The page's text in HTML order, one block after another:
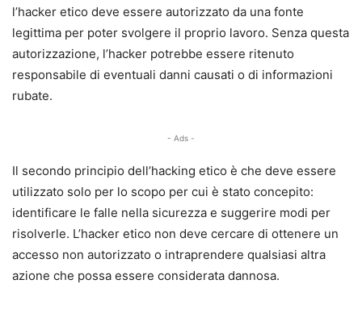
l’hacker etico deve essere autorizzato da una fonte
legittima per poter svolgere il proprio lavoro. Senza questa
autorizzazione, l’hacker potrebbe essere ritenuto
responsabile di eventuali danni causati o di informazioni
rubate.
- Ads -
Il secondo principio dell’hacking etico è che deve essere
utilizzato solo per lo scopo per cui è stato concepito:
identificare le falle nella sicurezza e suggerire modi per
risolverle. L’hacker etico non deve cercare di ottenere un
accesso non autorizzato o intraprendere qualsiasi altra
azione che possa essere considerata dannosa.